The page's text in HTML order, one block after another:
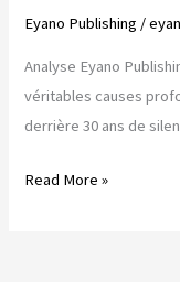
Eyano Publishing /
Analyse Eyano
véritables causes
derrière 30 ans de
LES
Read More »